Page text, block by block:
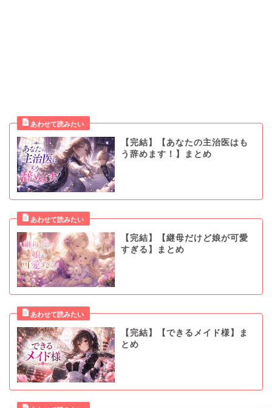
【完結】【あなたの主治医はも
う辞めます！】まとめ
【完結】【継母だけど娘が可愛
すぎる】まとめ
【完結】【できるメイド様】ま
とめ